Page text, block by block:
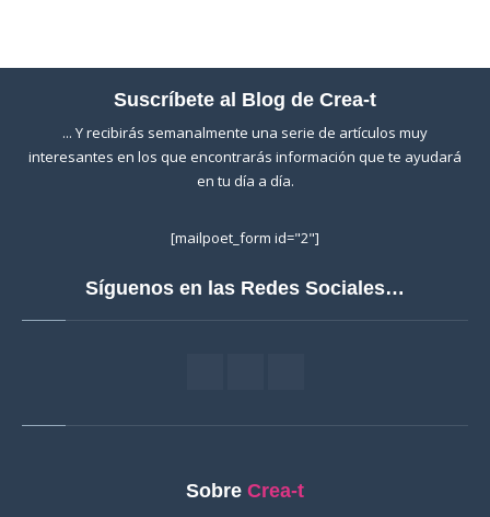
Suscríbete al Blog de Crea-t
... Y recibirás semanalmente una serie de artículos muy
interesantes en los que encontrarás información que te ayudará
en tu día a día.
[mailpoet_form id="2"]
Síguenos en las Redes Sociales…
Sobre Crea-t